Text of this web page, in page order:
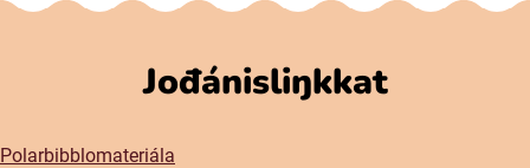
Jođánisliŋkkat
Polarbibblomateriála